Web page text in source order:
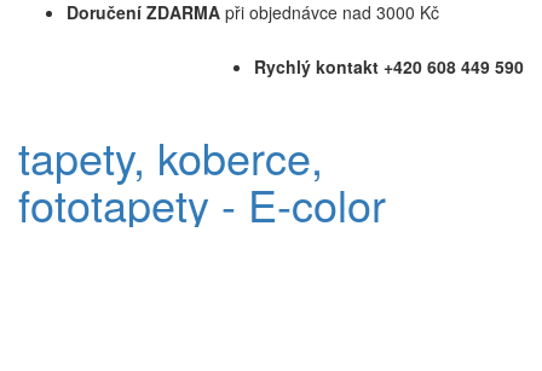
Doručení ZDARMA při objednávce nad 3000 Kč
Rychlý kontakt +420 608 449 590
tapety, koberce,
fototapety - E-color